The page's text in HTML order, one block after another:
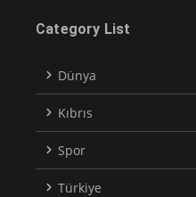
Category List
Dünya
Kıbrıs
Spor
Türkiye